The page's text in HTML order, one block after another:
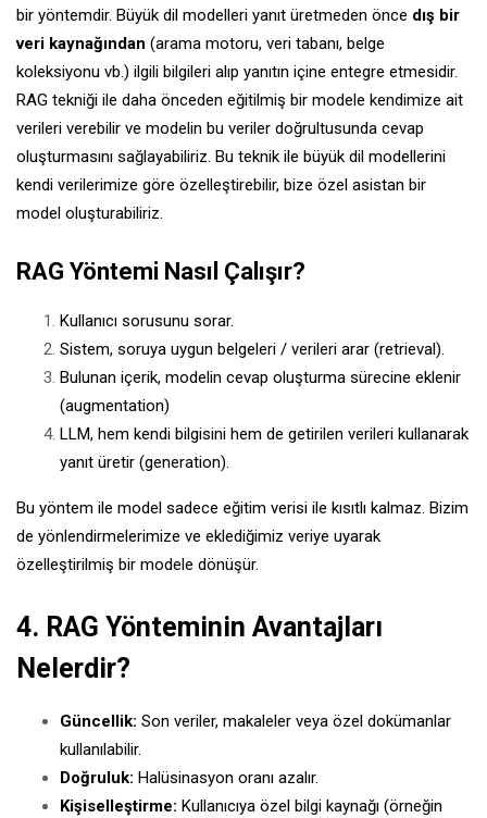
bir yöntemdir. Büyük dil modelleri yanıt üretmeden önce dış bir
veri kaynağından (arama motoru, veri tabanı, belge
koleksiyonu vb.) ilgili bilgileri alıp yanıtın içine entegre etmesidir.
RAG tekniği ile daha önceden eğitilmiş bir modele kendimize ait
verileri verebilir ve modelin bu veriler doğrultusunda cevap
oluşturmasını sağlayabiliriz. Bu teknik ile büyük dil modellerini
kendi verilerimize göre özelleştirebilir, bize özel asistan bir
model oluşturabiliriz.
RAG Yöntemi Nasıl Çalışır?
Kullanıcı sorusunu sorar.
Sistem, soruya uygun belgeleri / verileri arar (retrieval).
Bulunan içerik, modelin cevap oluşturma sürecine eklenir
(augmentation)
LLM, hem kendi bilgisini hem de getirilen verileri kullanarak
yanıt üretir (generation).
Bu yöntem ile model sadece eğitim verisi ile kısıtlı kalmaz. Bizim
de yönlendirmelerimize ve eklediğimiz veriye uyarak
özelleştirilmiş bir modele dönüşür.
4. RAG Yönteminin Avantajları
Nelerdir?
Güncellik: Son veriler, makaleler veya özel dokümanlar
kullanılabilir.
Doğruluk: Halüsinasyon oranı azalır.
Kişiselleştirme: Kullanıcıya özel bilgi kaynağı (örneğin